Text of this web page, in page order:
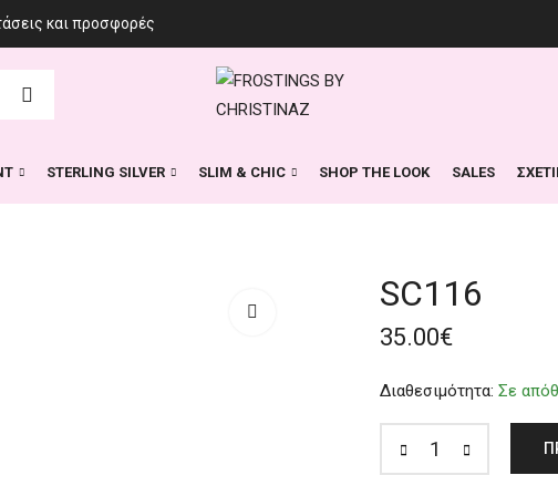
και προσφορές
STERLING SILVER SLIM & CHIC SHOP THE LOOK SALES
SC116
35.00€
Διαθεσιμότητα: Σε